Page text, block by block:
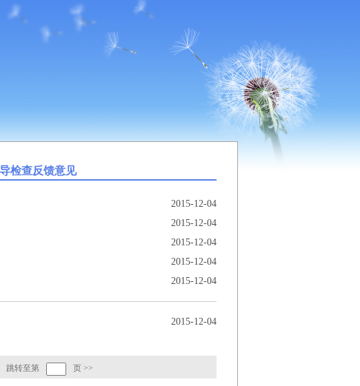
检查反馈意见
2015-12-04
2015-12-04
2015-12-04
2015-12-04
2015-12-04
2015-12-04
跳转至第 页 >>